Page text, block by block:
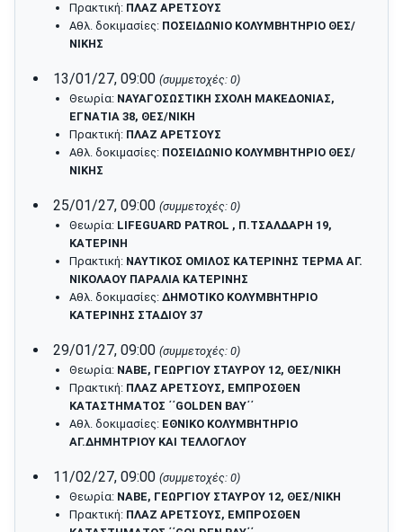
Πρακτική: ΠΛΑΖ ΑΡΕΤΣΟΥΣ
Αθλ. δοκιμασίες: ΠΟΣΕΙΔΩΝΙΟ ΚΟΛΥΜΒΗΤΗΡΙΟ ΘΕΣ/
ΝΙΚΗΣ
13/01/27, 09:00 (συμμετοχές: 0)
Θεωρία: ΝΑΥΑΓΟΣΩΣΤΙΚΗ ΣΧΟΛΗ ΜΑΚΕΔΟΝΙΑΣ,
ΕΓΝΑΤΙΑ 38, ΘΕΣ/ΝΙΚΗ
Πρακτική: ΠΛΑΖ ΑΡΕΤΣΟΥΣ
Αθλ. δοκιμασίες: ΠΟΣΕΙΔΩΝΙΟ ΚΟΛΥΜΒΗΤΗΡΙΟ ΘΕΣ/
ΝΙΚΗΣ
25/01/27, 09:00 (συμμετοχές: 0)
Θεωρία: LIFEGUARD PATROL , Π.ΤΣΑΛΔΑΡΗ 19,
ΚΑΤΕΡΙΝΗ
Πρακτική: ΝΑΥΤΙΚΟΣ ΟΜΙΛΟΣ ΚΑΤΕΡΙΝΗΣ ΤΕΡΜΑ ΑΓ.
ΝΙΚΟΛΑΟΥ ΠΑΡΑΛΙΑ ΚΑΤΕΡΙΝΗΣ
Αθλ. δοκιμασίες: ΔΗΜΟΤΙΚΟ ΚΟΛΥΜΒΗΤΗΡΙΟ
ΚΑΤΕΡΙΝΗΣ ΣΤΑΔΙΟΥ 37
29/01/27, 09:00 (συμμετοχές: 0)
Θεωρία: ΝΑΒΕ, ΓΕΩΡΓΙΟΥ ΣΤΑΥΡΟΥ 12, ΘΕΣ/ΝΙΚΗ
Πρακτική: ΠΛΑΖ ΑΡΕΤΣΟΥΣ, ΕΜΠΡΟΣΘΕΝ
ΚΑΤΑΣΤΗΜΑΤΟΣ ΄΄GOLDEN BAY΄΄
Αθλ. δοκιμασίες: ΕΘΝΙΚΟ ΚΟΛΥΜΒΗΤΗΡΙΟ
ΑΓ.ΔΗΜΗΤΡΙΟΥ ΚΑΙ ΤΕΛΛΟΓΛΟΥ
11/02/27, 09:00 (συμμετοχές: 0)
Θεωρία: ΝΑΒΕ, ΓΕΩΡΓΙΟΥ ΣΤΑΥΡΟΥ 12, ΘΕΣ/ΝΙΚΗ
Πρακτική: ΠΛΑΖ ΑΡΕΤΣΟΥΣ, ΕΜΠΡΟΣΘΕΝ